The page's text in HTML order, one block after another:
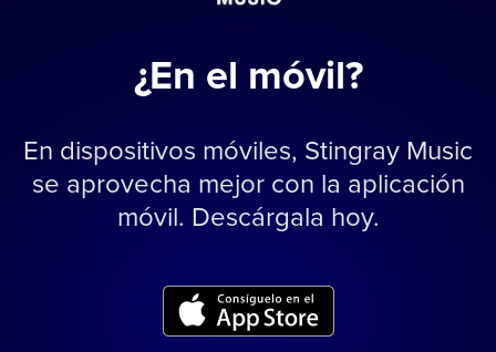
¿En el móvil?
En dispositivos móviles, Stingray Music
se aprovecha mejor con la aplicación
móvil. Descárgala hoy.